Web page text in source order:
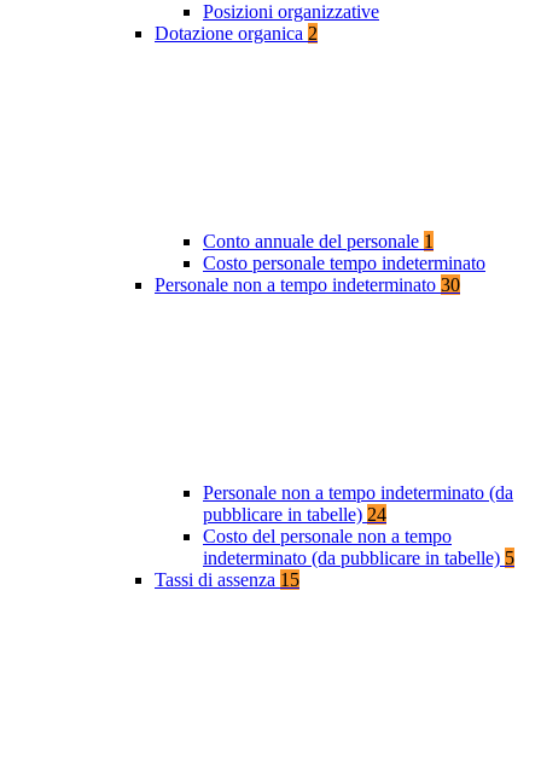
Posizioni organizzative
Dotazione organica 2
Conto annuale del personale 1
Costo personale tempo indeterminato
Personale non a tempo indeterminato 30
Personale non a tempo indeterminato (da
pubblicare in tabelle) 24
Costo del personale non a tempo
indeterminato (da pubblicare in tabelle) 5
Tassi di assenza 15